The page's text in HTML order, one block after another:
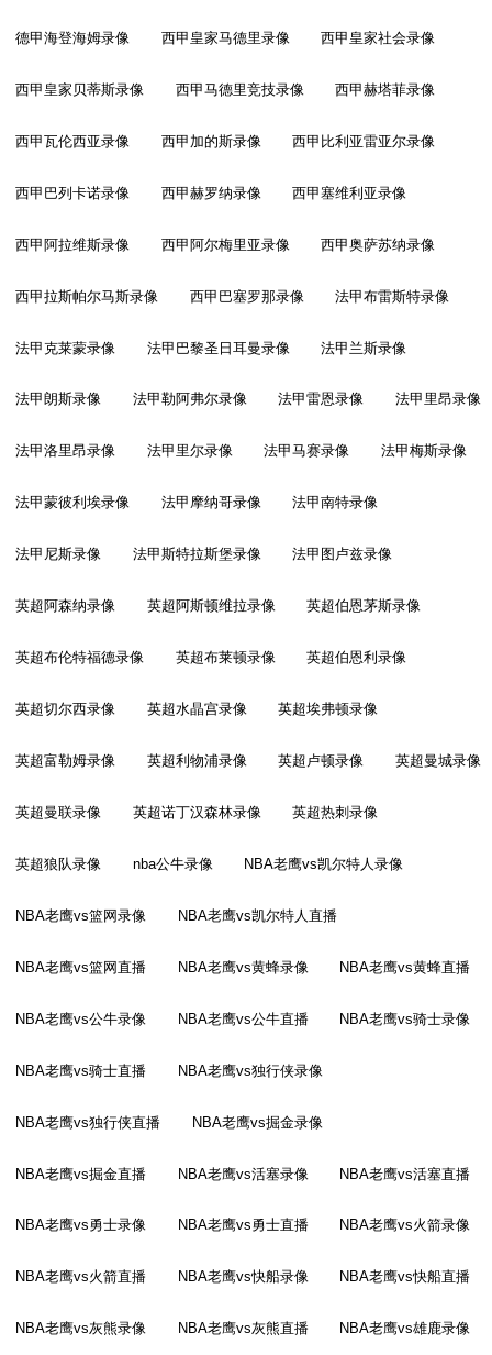
德甲海登海姆录像 西甲皇家马德里录像 西甲皇家社会录像
西甲皇家贝蒂斯录像 西甲马德里竞技录像 西甲赫塔菲录像
西甲瓦伦西亚录像 西甲加的斯录像 西甲比利亚雷亚尔录像
西甲巴列卡诺录像 西甲赫罗纳录像 西甲塞维利亚录像
西甲阿拉维斯录像 西甲阿尔梅里亚录像 西甲奥萨苏纳录像
西甲拉斯帕尔马斯录像 西甲巴塞罗那录像 法甲布雷斯特录像
法甲克莱蒙录像 法甲巴黎圣日耳曼录像 法甲兰斯录像
法甲朗斯录像 法甲勒阿弗尔录像 法甲雷恩录像 法甲里昂录像
法甲洛里昂录像 法甲里尔录像 法甲马赛录像 法甲梅斯录像
法甲蒙彼利埃录像 法甲摩纳哥录像 法甲南特录像
法甲尼斯录像 法甲斯特拉斯堡录像 法甲图卢兹录像
英超阿森纳录像 英超阿斯顿维拉录像 英超伯恩茅斯录像
英超布伦特福德录像 英超布莱顿录像 英超伯恩利录像
英超切尔西录像 英超水晶宫录像 英超埃弗顿录像
英超富勒姆录像 英超利物浦录像 英超卢顿录像 英超曼城录像
英超曼联录像 英超诺丁汉森林录像 英超热刺录像
英超狼队录像 nba公牛录像 NBA老鹰vs凯尔特人录像
NBA老鹰vs篮网录像 NBA老鹰vs凯尔特人直播
NBA老鹰vs篮网直播 NBA老鹰vs黄蜂录像 NBA老鹰vs黄蜂直播
NBA老鹰vs公牛录像 NBA老鹰vs公牛直播 NBA老鹰vs骑士录像
NBA老鹰vs骑士直播 NBA老鹰vs独行侠录像
NBA老鹰vs独行侠直播 NBA老鹰vs掘金录像
NBA老鹰vs掘金直播 NBA老鹰vs活塞录像 NBA老鹰vs活塞直播
NBA老鹰vs勇士录像 NBA老鹰vs勇士直播 NBA老鹰vs火箭录像
NBA老鹰vs火箭直播 NBA老鹰vs快船录像 NBA老鹰vs快船直播
NBA老鹰vs灰熊录像 NBA老鹰vs灰熊直播 NBA老鹰vs雄鹿录像